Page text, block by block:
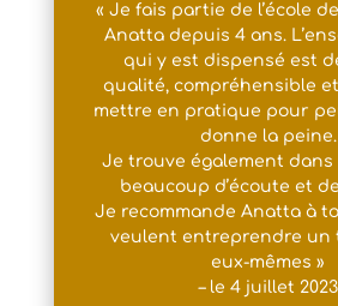
« Je fais partie de l’école
Anatta depuis 4 ans.
qui y est dispensé est
qualité, compréhensible
mettre en pratique pour
donne la peine.
Je trouve également dans
beaucoup d’écoute et
Je recommande Anatta à
veulent entreprendre un
eux-mêmes »
– le 4 juillet 2023